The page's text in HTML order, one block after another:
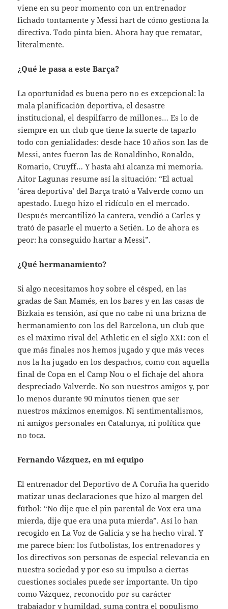
viene en su peor momento con un entrenador
fichado tontamente y Messi hart de cómo gestiona la
directiva. Todo pinta bien. Ahora hay que rematar,
literalmente.
¿Qué le pasa a este Barça?
La oportunidad es buena pero no es excepcional: la
mala planificación deportiva, el desastre
institucional, el despilfarro de millones… Es lo de
siempre en un club que tiene la suerte de taparlo
todo con genialidades: desde hace 10 años son las de
Messi, antes fueron las de Ronaldinho, Ronaldo,
Romario, Cruyff… Y hasta ahí alcanza mi memoria.
Aitor Lagunas resume así la situación: “El actual
‘área deportiva’ del Barça trató a Valverde como un
apestado. Luego hizo el ridículo en el mercado.
Después mercantilizó la cantera, vendió a Carles y
trató de pasarle el muerto a Setién. Lo de ahora es
peor: ha conseguido hartar a Messi”.
¿Qué hermanamiento?
Si algo necesitamos hoy sobre el césped, en las
gradas de San Mamés, en los bares y en las casas de
Bizkaia es tensión, así que no cabe ni una brizna de
hermanamiento con los del Barcelona, un club que
es el máximo rival del Athletic en el siglo XXI: con el
que más finales nos hemos jugado y que más veces
nos la ha jugado en los despachos, como con aquella
final de Copa en el Camp Nou o el fichaje del ahora
despreciado Valverde. No son nuestros amigos y, por
lo menos durante 90 minutos tienen que ser
nuestros máximos enemigos. Ni sentimentalismos,
ni amigos personales en Catalunya, ni política que
no toca.
Fernando Vázquez, en mi equipo
El entrenador del Deportivo de A Coruña ha querido
matizar unas declaraciones que hizo al margen del
fútbol: “No dije que el pin parental de Vox era una
mierda, dije que era una puta mierda”. Así lo han
recogido en La Voz de Galicia y se ha hecho viral. Y
me parece bien: los futbolistas, los entrenadores y
los directivos son personas de especial relevancia en
nuestra sociedad y por eso su impulso a ciertas
cuestiones sociales puede ser importante. Un tipo
como Vázquez, reconocido por su carácter
trabajador y humildad, suma contra el populismo